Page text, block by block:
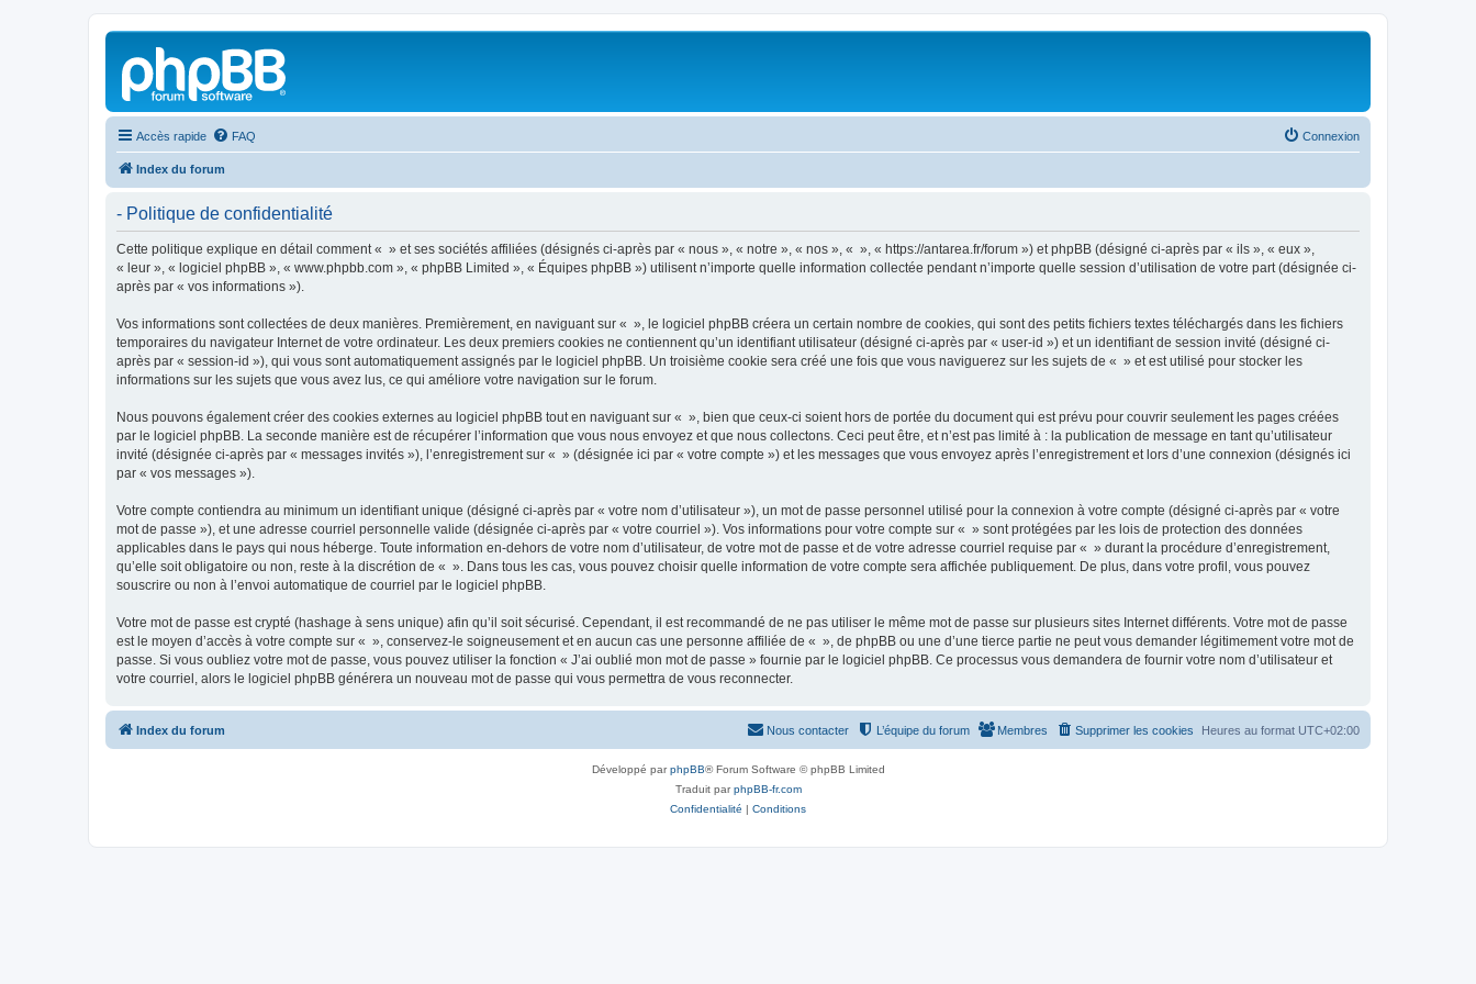
Accès rapide FAQ Connexion
Index du forum
- Politique de confidentialité
Cette politique explique en détail comment « » et ses sociétés affiliées (désignés ci-après par « nous », « notre », « nos », « », « https://antarea.fr/forum ») et phpBB (désigné ci-après par « ils », « eux »,
« leur », « logiciel phpBB », « www.phpbb.com », « phpBB Limited », « Équipes phpBB ») utilisent n’importe quelle information collectée pendant n’importe quelle session d’utilisation de votre part (désignée ci-
après par « vos informations »).
Vos informations sont collectées de deux manières. Premièrement, en naviguant sur « », le logiciel phpBB créera un certain nombre de cookies, qui sont des petits fichiers textes téléchargés dans les fichiers
temporaires du navigateur Internet de votre ordinateur. Les deux premiers cookies ne contiennent qu’un identifiant utilisateur (désigné ci-après par « user-id ») et un identifiant de session invité (désigné ci-
après par « session-id »), qui vous sont automatiquement assignés par le logiciel phpBB. Un troisième cookie sera créé une fois que vous naviguerez sur les sujets de « » et est utilisé pour stocker les
informations sur les sujets que vous avez lus, ce qui améliore votre navigation sur le forum.
Nous pouvons également créer des cookies externes au logiciel phpBB tout en naviguant sur « », bien que ceux-ci soient hors de portée du document qui est prévu pour couvrir seulement les pages créées
par le logiciel phpBB. La seconde manière est de récupérer l’information que vous nous envoyez et que nous collectons. Ceci peut être, et n’est pas limité à : la publication de message en tant qu’utilisateur
invité (désignée ci-après par « messages invités »), l’enregistrement sur « » (désignée ici par « votre compte ») et les messages que vous envoyez après l’enregistrement et lors d’une connexion (désignés ici
par « vos messages »).
Votre compte contiendra au minimum un identifiant unique (désigné ci-après par « votre nom d’utilisateur »), un mot de passe personnel utilisé pour la connexion à votre compte (désigné ci-après par « votre
mot de passe »), et une adresse courriel personnelle valide (désignée ci-après par « votre courriel »). Vos informations pour votre compte sur « » sont protégées par les lois de protection des données
applicables dans le pays qui nous héberge. Toute information en-dehors de votre nom d’utilisateur, de votre mot de passe et de votre adresse courriel requise par « » durant la procédure d’enregistrement,
qu’elle soit obligatoire ou non, reste à la discrétion de « ». Dans tous les cas, vous pouvez choisir quelle information de votre compte sera affichée publiquement. De plus, dans votre profil, vous pouvez
souscrire ou non à l’envoi automatique de courriel par le logiciel phpBB.
Votre mot de passe est crypté (hashage à sens unique) afin qu’il soit sécurisé. Cependant, il est recommandé de ne pas utiliser le même mot de passe sur plusieurs sites Internet différents. Votre mot de passe
est le moyen d’accès à votre compte sur « », conservez-le soigneusement et en aucun cas une personne affiliée de « », de phpBB ou une d’une tierce partie ne peut vous demander légitimement votre mot de
passe. Si vous oubliez votre mot de passe, vous pouvez utiliser la fonction « J’ai oublié mon mot de passe » fournie par le logiciel phpBB. Ce processus vous demandera de fournir votre nom d’utilisateur et
votre courriel, alors le logiciel phpBB générera un nouveau mot de passe qui vous permettra de vous reconnecter.
Index du forum Heures au format UTC+02:00
Supprimer les cookies
Membres
L’équipe du forum
Nous contacter
Développé parphpBB® Forum Software © phpBB Limited
Traduit parphpBB-fr.com
Confidentialité | Conditions